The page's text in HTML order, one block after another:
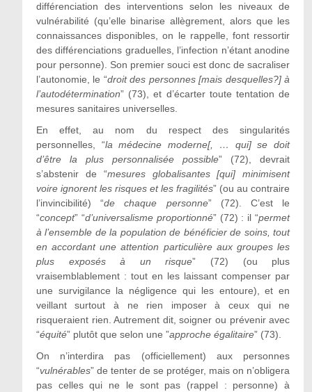
différenciation des interventions selon les niveaux de
vulnérabilité (qu’elle binarise allègrement, alors que les
connaissances disponibles, on le rappelle, font ressortir
des différenciations graduelles, l’infection n’étant anodine
pour personne). Son premier souci est donc de sacraliser
l’autonomie, le “droit des personnes [mais desquelles?] à
l’autodétermination” (73), et d’écarter toute tentation de
mesures sanitaires universelles.
En effet, au nom du respect des singularités
personnelles, “la médecine moderne[, … qui] se doit
d’être la plus personnalisée possible” (72), devrait
s’abstenir de “mesures globalisantes [qui] minimisent
voire ignorent les risques et les fragilités” (ou au contraire
l’invincibilité) “de chaque personne” (72). C’est le
“concept” “d’universalisme proportionné” (72) : il “permet
à l’ensemble de la population de bénéficier de soins, tout
en accordant une attention particulière aux groupes les
plus exposés à un risque” (72) (ou plus
vraisemblablement : tout en les laissant compenser par
une survigilance la négligence qui les entoure), et en
veillant surtout à ne rien imposer à ceux qui ne
risqueraient rien. Autrement dit, soigner ou prévenir avec
“équité” plutôt que selon une ”approche égalitaire” (73).
On n’interdira pas (officiellement) aux personnes
“vulnérables” de tenter de se protéger, mais on n’obligera
pas celles qui ne le sont pas (rappel : personne) à